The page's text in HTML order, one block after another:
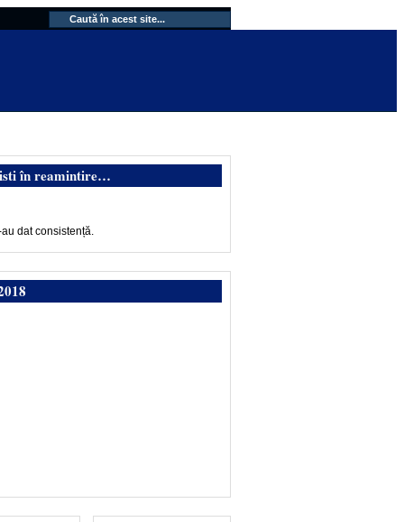
în reamintire…
dat consistență.